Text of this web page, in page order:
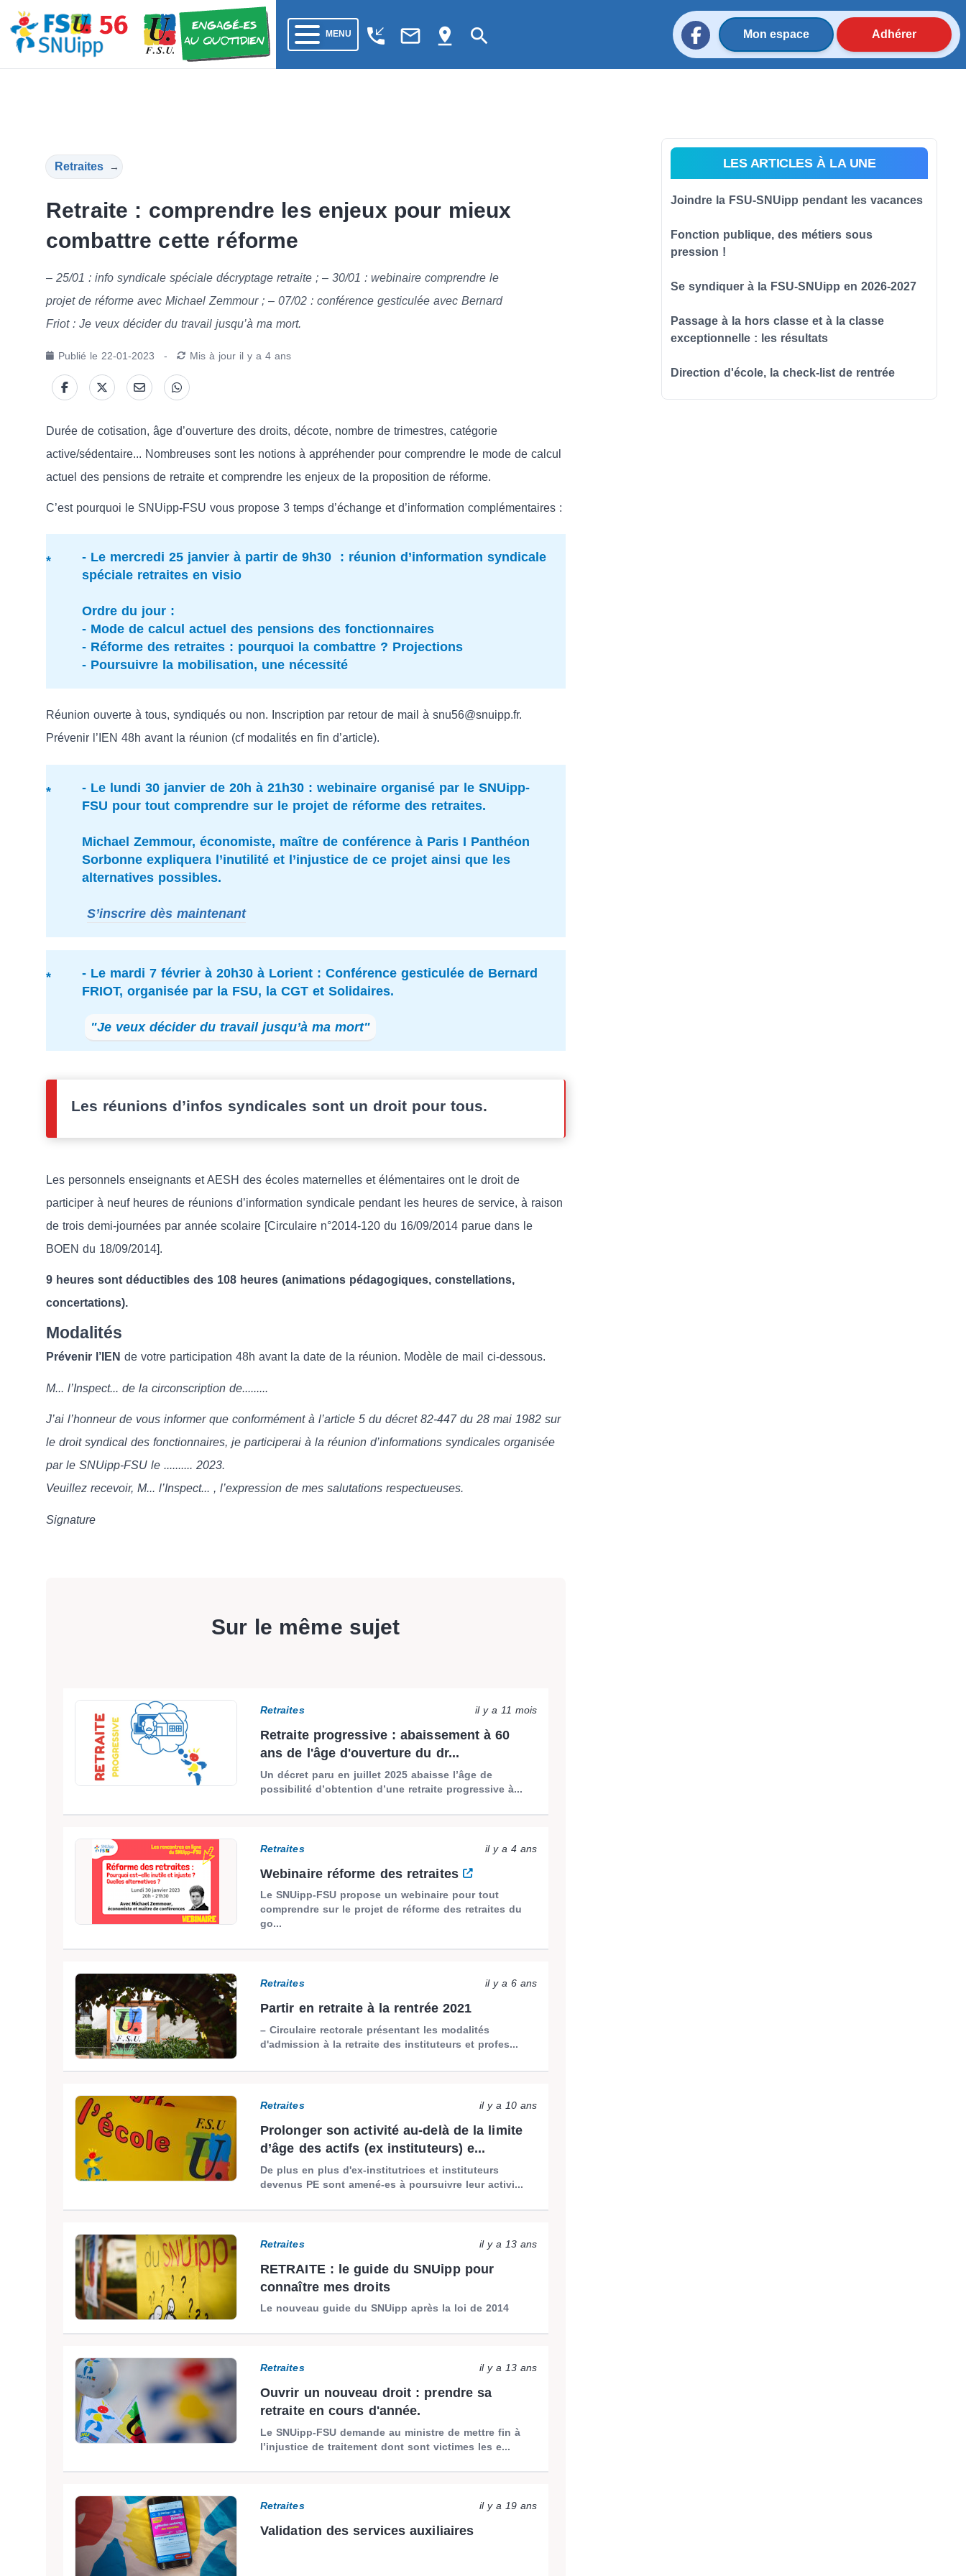
MENU phone_callback mail_outline pin_drop search Mon espace Adhérer
Retraites →
Retraite : comprendre les enjeux pour mieux
combattre cette réforme
– 25/01 : info syndicale spéciale décryptage retraite ; – 30/01 : webinaire comprendre le
projet de réforme avec Michael Zemmour ; – 07/02 : conférence gesticulée avec Bernard
Friot : Je veux décider du travail jusqu’à ma mort.
Publié le 22-01-2023 - Mis à jour il y a 4 ans
Durée de cotisation, âge d’ouverture des droits, décote, nombre de trimestres, catégorie
active/sédentaire... Nombreuses sont les notions à appréhender pour comprendre le mode de calcul
actuel des pensions de retraite et comprendre les enjeux de la proposition de réforme.
C’est pourquoi le SNUipp-FSU vous propose 3 temps d’échange et d’information complémentaires :
- Le mercredi 25 janvier à partir de 9h30
: réunion d’information syndicale
spéciale retraites en visio
Ordre du jour :
- Mode de calcul actuel des pensions des fonctionnaires
- Réforme des retraites : pourquoi la combattre ? Projections
- Poursuivre la mobilisation, une nécessité
Réunion ouverte à tous, syndiqués ou non. Inscription par retour de mail à snu56@snuipp.fr.
Prévenir l’IEN 48h avant la réunion (cf modalités en fin d’article).
- Le lundi 30 janvier de 20h à 21h30 : webinaire organisé par le SNUipp-
FSU pour tout comprendre sur le projet de réforme des retraites.
Michael Zemmour, économiste, maître de conférence à Paris I Panthéon
Sorbonne expliquera l’inutilité et l’injustice de ce projet ainsi que les
alternatives possibles.
S’inscrire dès maintenant
- Le mardi 7 février à 20h30 à Lorient : Conférence gesticulée de Bernard
FRIOT, organisée par la FSU, la CGT et Solidaires.
"Je veux décider du travail jusqu’à ma mort"
Les réunions d’infos syndicales sont un droit pour tous.
Les personnels enseignants et AESH des écoles maternelles et élémentaires ont le droit de
participer à neuf heures de réunions d’information syndicale pendant les heures de service, à raison
de trois demi-journées par année scolaire [Circulaire n°2014-120 du 16/09/2014 parue dans le
BOEN du 18/09/2014].
9 heures sont déductibles des 108 heures (animations pédagogiques, constellations,
concertations).
Modalités
Prévenir l’IEN de votre participation 48h avant la date de la réunion. Modèle de mail ci-dessous.
M... l’Inspect... de la circonscription de.........
J’ai l’honneur de vous informer que conformément à l’article 5 du décret 82-447 du 28 mai 1982 sur
le droit syndical des fonctionnaires, je participerai à la réunion d’informations syndicales organisée
par le SNUipp-FSU le .......... 2023.
Veuillez recevoir, M... l’Inspect... , l’expression de mes salutations respectueuses.
Signature
Sur le même sujet
Retraites il y a 11 mois
Retraite progressive : abaissement à 60
ans de l'âge d'ouverture du dr...
Un décret paru en juillet 2025 abaisse l’âge de
possibilité d’obtention d’une retraite progressive à...
Retraites il y a 4 ans
Webinaire réforme des retraites
Le SNUipp-FSU propose un webinaire pour tout
comprendre sur le projet de réforme des retraites du
go...
Retraites il y a 6 ans
Partir en retraite à la rentrée 2021
– Circulaire rectorale présentant les modalités
d'admission à la retraite des instituteurs et profes...
Retraites il y a 10 ans
Prolonger son activité au-delà de la limite
d’âge des actifs (ex instituteurs) e...
De plus en plus d'ex-institutrices et instituteurs
devenus PE sont amené-es à poursuivre leur activi...
Retraites il y a 13 ans
RETRAITE : le guide du SNUipp pour
connaître mes droits
Le nouveau guide du SNUipp après la loi de 2014
Retraites il y a 13 ans
Ouvrir un nouveau droit : prendre sa
retraite en cours d'année.
Le SNUipp-FSU demande au ministre de mettre fin à
l’injustice de traitement dont sont victimes les e...
Retraites il y a 19 ans
Validation des services auxiliaires
LES ARTICLES À LA UNE
Joindre la FSU-SNUipp pendant les vacances
Fonction publique, des métiers sous
pression !
Se syndiquer à la FSU-SNUipp en 2026-2027
Passage à la hors classe et à la classe
exceptionnelle : les résultats
Direction d'école, la check-list de rentrée